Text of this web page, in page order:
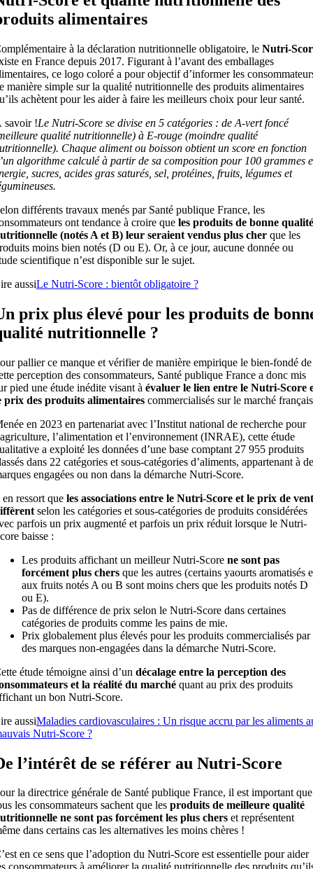
alimentaires
à la déclaration nutritionnelle obligatoire, le Nutri-
en France depuis 2017. Figurant à l’avant des emballages
ce logo coloré a pour objectif d’informer les
manière simple sur la qualité nutritionnelle des produits alimentaires
achètent pour les aider à faire les meilleurs choix pour leur santé.
savoir !Le Nutri-Score se divise en 5 catégories : de A-vert foncé
qualité nutritionnelle) à E-rouge (moindre qualité
Chaque aliment ou boisson obtient un score en fonction
algorithme calculé à partir de sa composition pour 100 grammes
sucres, acides gras saturés, sel, protéines, fruits, légumes et
différents travaux menés par Santé publique France, les
ont tendance à croire que les produits de bonne qualité
(notés A et B) leur seraient vendus plus cherque les
moins bien notés (D ou E). Or, à ce jour, aucune donnée ou
scientifique n’est disponible sur le sujet.
aussiLe Nutri-Score : bientôt obligatoire ?
prix plus élevé pour les produits de
nutritionnelle ?
pallier ce manque et vérifier de manière empirique le bien-fondé de
perception des consommateurs, Santé publique France a donc mis
pied une étude inédite visant à évaluer le lien entre le Nutri-Score
prix des produits alimentairescommercialisés sur le marché
en 2023 en partenariat avec l’Institut national de recherche pour
l’alimentation et l’environnement (INRAE), cette étude
a exploité les données d’une base comptant 27 955 produits
dans 22 catégories et sous-catégories d’aliments, appartenant à
engagées ou non dans la démarche Nutri-Score.
ressort que les associations entre le Nutri-Score et le prix de
selon les catégories et sous-catégories de produits considérées
parfois un prix augmenté et parfois un prix réduit lorsque le Nutri-
baisse :
Les produits affichant un meilleur Nutri-Score ne sont pas
forcément plus chersque les autres (certains yaourts aromatisés
aux fruits notés A ou B sont moins chers que les produits notés D
ou E).
Pas de différence de prix selon le Nutri-Score dans certaines
catégories de produits comme les pains de mie.
Prix globalement plus élevés pour les produits commercialisés par
des marques non-engagées dans la démarche Nutri-Score.
étude témoigne ainsi d’un décalage entre la perception des
et la réalité du marchéquant au prix des produits
un bon Nutri-Score.
aussiMaladies cardiovasculaires : Un risque accru par les aliments
Nutri-Score ?
l’intérêt de se référer au Nutri-Score
la directrice générale de Santé publique France, il est important que
les consommateurs sachent que les produits de meilleure qualité
ne sont pas forcément les plus cherset représentent
dans certains cas les alternatives les moins chères !
en ce sens que l’adoption du Nutri-Score est essentielle pour aider